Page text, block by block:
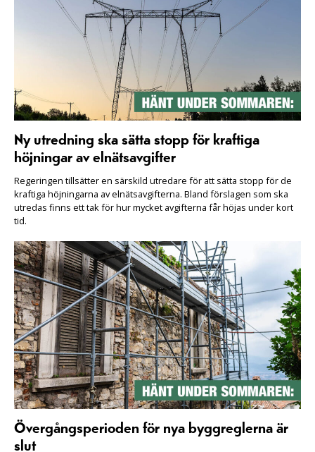
Ny utredning ska sätta stopp för kraftiga
höjningar av elnätsavgifter
Regeringen tillsätter en särskild utredare för att sätta stopp för de
kraftiga höjningarna av elnätsavgifterna. Bland förslagen som ska
utredas finns ett tak för hur mycket avgifterna får höjas under kort
tid.
Övergångsperioden för nya byggreglerna är
slut